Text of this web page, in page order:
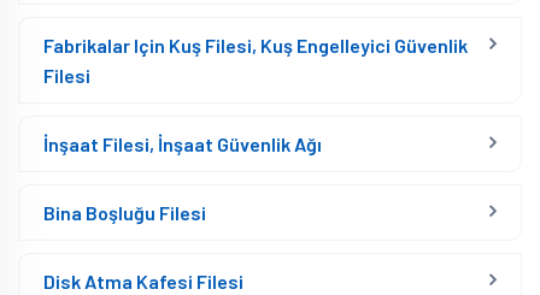
Fabrikalar Için Kuş Filesi, Kuş Engelleyici Güvenlik
Filesi
İnşaat Filesi, İnşaat Güvenlik Ağı
Bina Boşluğu Filesi
Disk Atma Kafesi Filesi